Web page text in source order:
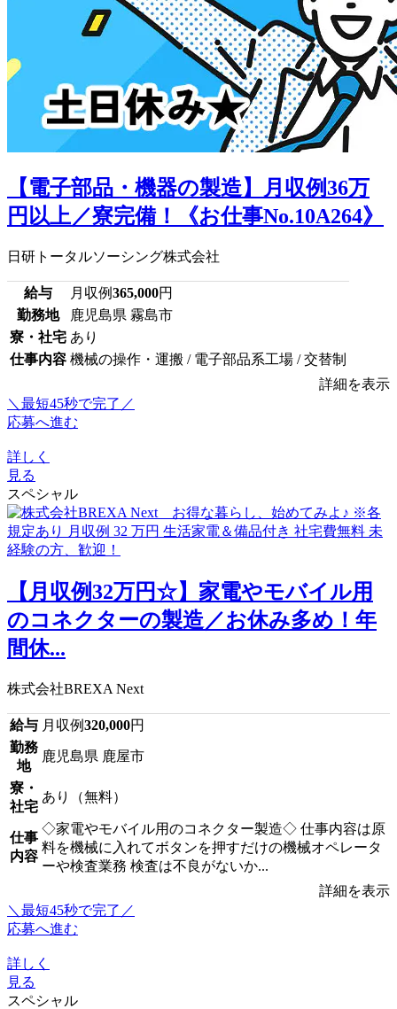
【電子部品・機器の製造】月収例36万
円以上／寮完備！《お仕事No.10A264》
日研トータルソーシング株式会社
給与 月収例365,000円
勤務地
鹿児島県 霧島市
寮・社宅 あり
仕事内容 機械の操作・運搬 / 電子部品系工場 / 交替制
詳細を表示
＼最短45秒で完了／
応募へ進む
詳しく
見る
スペシャル
【月収例32万円☆】家電やモバイル用
のコネクターの製造／お休み多め！年
間休...
株式会社BREXA Next
給与 月収例320,000円
勤務
地
鹿児島県 鹿屋市
寮・
社宅
あり（無料）
仕事
内容
◇家電やモバイル用のコネクター製造◇ 仕事内容は原
料を機械に入れてボタンを押すだけの機械オペレータ
ーや検査業務 検査は不良がないか...
詳細を表示
＼最短45秒で完了／
応募へ進む
詳しく
見る
スペシャル